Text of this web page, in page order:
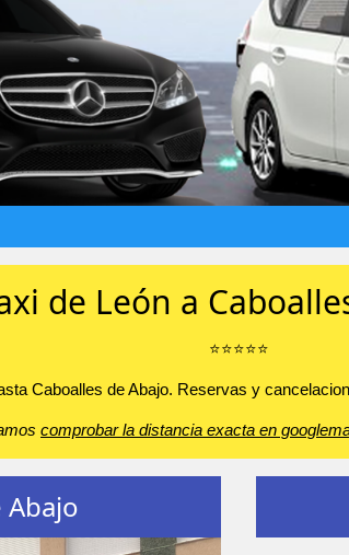
de León a
⭐️⭐️⭐️⭐️⭐️
Caboalles de Abajo. Reservas y
comprobar la distancia exacta en
Abajo